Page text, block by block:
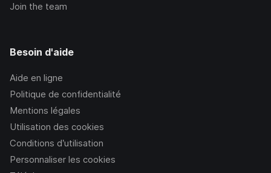
Join the team
Besoin d'aide
Aide en ligne
Politique de confidentialité
Mentions légales
Utilisation des cookies
Conditions d’utilisation
Personnaliser les cookies